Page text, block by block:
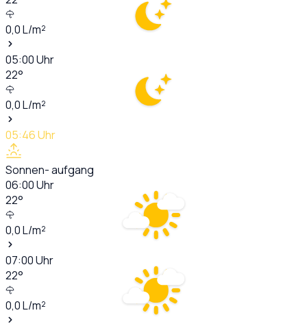
0,0L/m²
05:00Uhr
22°
0,0L/m²
05:46Uhr
Sonnen- aufgang
06:00Uhr
22°
0,0L/m²
07:00Uhr
22°
0,0L/m²